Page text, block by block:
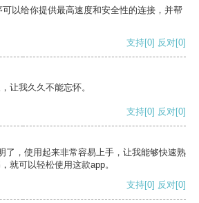
以给你提供最高速度和安全性的连接，并帮
支持[0] 反对[0]
让我久久不能忘怀。
支持[0] 反对[0]
了，使用起来非常容易上手，让我能够快速熟
就可以轻松使用这款app。
支持[0] 反对[0]